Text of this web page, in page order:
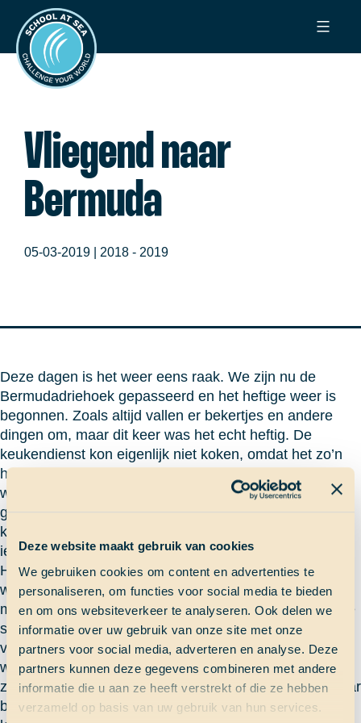
Deze website maakt gebruik van cookies
We gebruiken cookies om content en advertenties te
personaliseren, om functies voor social media te bieden
en om ons websiteverkeer te analyseren. Ook delen we
informatie over uw gebruik van onze site met onze
partners voor social media, adverteren en analyse. Deze
partners kunnen deze gegevens combineren met andere
informatie die u aan ze heeft verstrekt of die ze hebben
verzameld op basis van uw gebruik van hun services.
naar
inhoud
School
at
Sea
Vliegend naar
Bermuda
05-03-2019 | 2018 - 2019
Deze dagen is het weer eens raak. We zijn nu de
Bermudadriehoek gepasseerd en het heftige weer is
begonnen. Zoals altijd vallen er bekertjes en andere
dingen om, maar dit keer was het echt heftig. De
keukendienst kon eigenlijk niet koken, omdat het zo’n
heftig weer was. Iedereen vloog door de salon en het
was moeilijk om aan school te werken. Toch waren er
gewoon ‘strijders’ die aan school bezig waren. De
keukendienst heeft goed zijn best gedaan om toch nog
iets lekkers te maken. Het werd kaasrijst voor de lunch.
Het was goed gelukt en iedereen was blij. Ikzelf had
wacht en het was niet normaal koud. Iedereen had er
moeite mee om op de bankjes te blijven zitten, want we
schoven van bakboord naar stuurboord. We moesten
van Sam altijd één hand aan het schip vast houden,
want anders was er het gevaar dat we overboord
zouden kunnen vallen. Tijdens de wacht zijn er een paar
blauwe plekken ontstaan, maar al met al was het een